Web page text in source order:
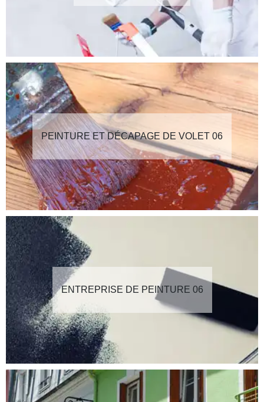
PEINTURE ET DÉCAPAGE DE VOLET 06
ENTREPRISE DE PEINTURE 06